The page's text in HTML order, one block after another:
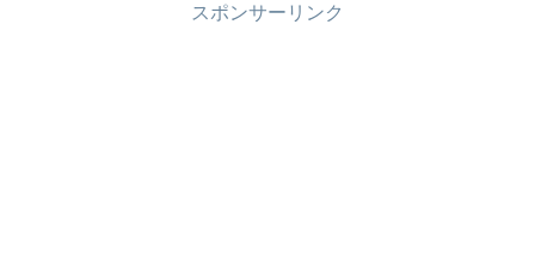
スポンサーリンク